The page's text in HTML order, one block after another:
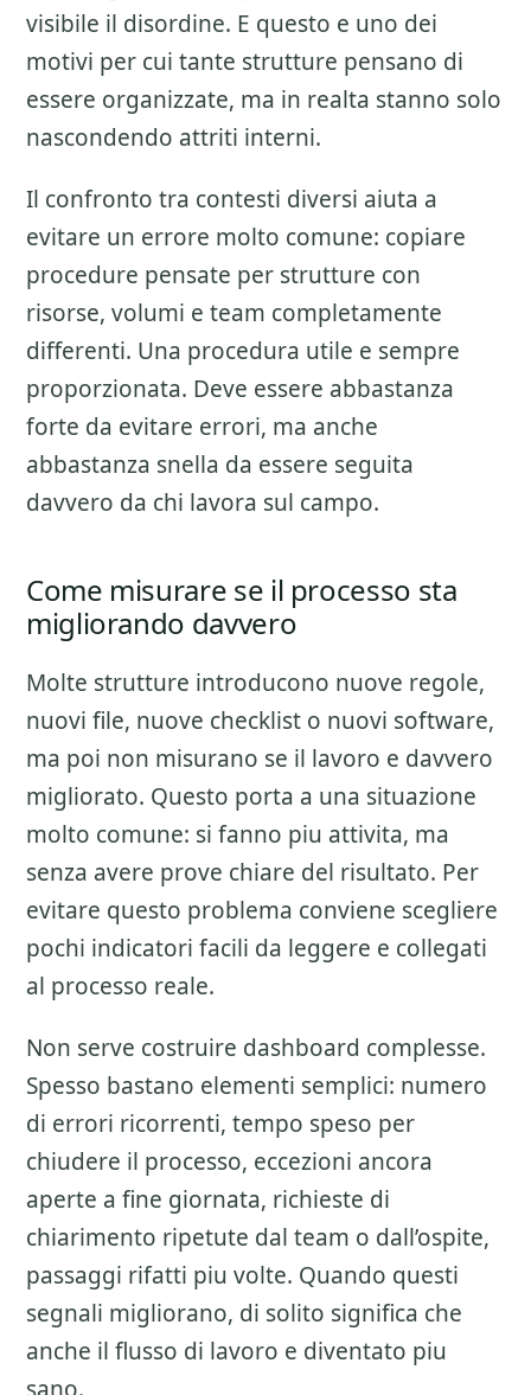
visibile il disordine. E questo e uno dei
motivi per cui tante strutture pensano di
essere organizzate, ma in realta stanno solo
nascondendo attriti interni.
Il confronto tra contesti diversi aiuta a
evitare un errore molto comune: copiare
procedure pensate per strutture con
risorse, volumi e team completamente
differenti. Una procedura utile e sempre
proporzionata. Deve essere abbastanza
forte da evitare errori, ma anche
abbastanza snella da essere seguita
davvero da chi lavora sul campo.
Come misurare se il processo sta
migliorando davvero
Molte strutture introducono nuove regole,
nuovi file, nuove checklist o nuovi software,
ma poi non misurano se il lavoro e davvero
migliorato. Questo porta a una situazione
molto comune: si fanno piu attivita, ma
senza avere prove chiare del risultato. Per
evitare questo problema conviene scegliere
pochi indicatori facili da leggere e collegati
al processo reale.
Non serve costruire dashboard complesse.
Spesso bastano elementi semplici: numero
di errori ricorrenti, tempo speso per
chiudere il processo, eccezioni ancora
aperte a fine giornata, richieste di
chiarimento ripetute dal team o dall’ospite,
passaggi rifatti piu volte. Quando questi
segnali migliorano, di solito significa che
anche il flusso di lavoro e diventato piu